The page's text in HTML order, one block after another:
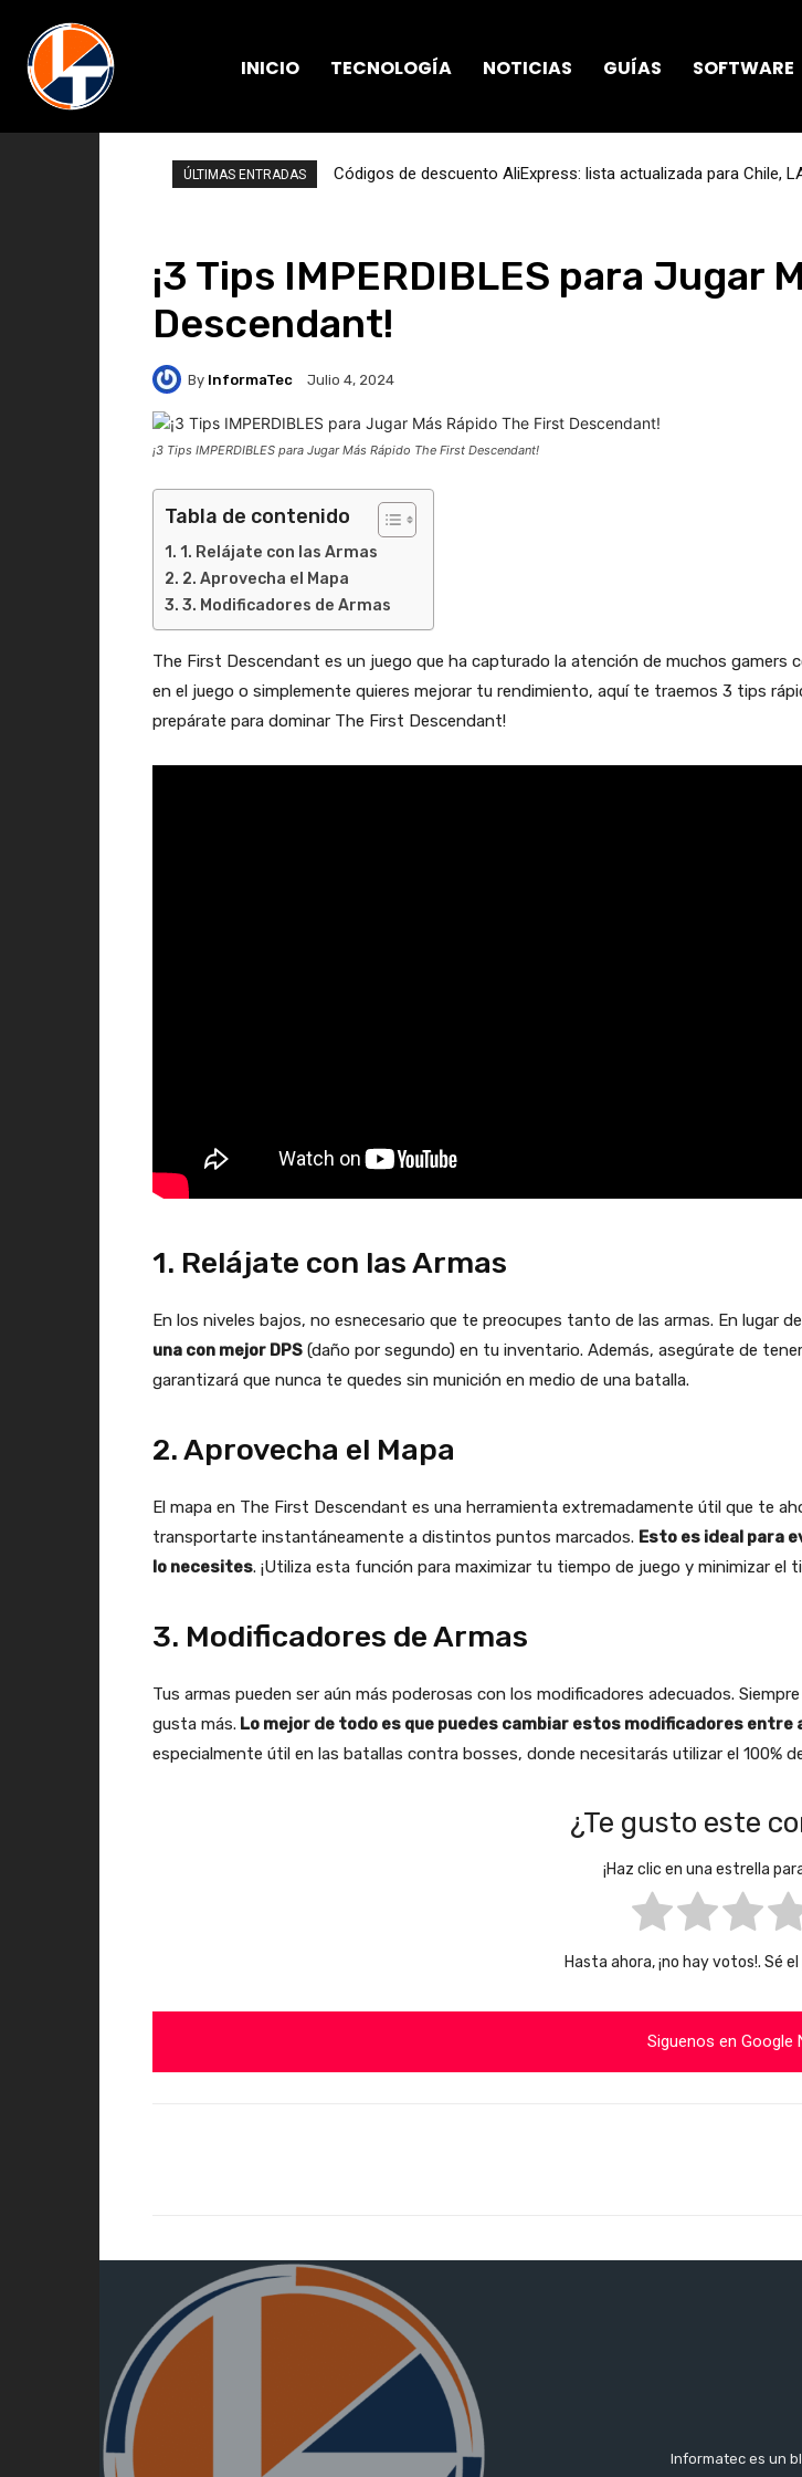
INICIO TECNOLOGÍA NOTICIAS GUÍAS SOFTWARE
ÚLTIMAS ENTRADAS Códigos de descuento AliExpress: lista actualizada para Chile,
¡3 Tips IMPERDIBLES para Jugar
Descendant!
By InformaTec Julio 4, 2024
¡3 Tips IMPERDIBLES para Jugar Más Rápido The First Descendant!
Tabla de contenido
1. Relájate con las Armas
2. Aprovecha el Mapa
3. Modificadores de Armas
The First Descendant es un juego que ha capturado la atención de muchos gamers
en el juego o simplemente quieres mejorar tu rendimiento, aquí te traemos 3 tips
prepárate para dominar The First Descendant!
1. Relájate con las Armas
En los niveles bajos, no esnecesario que te preocupes tanto de las armas. En lugar
una con mejor DPS (daño por segundo) en tu inventario. Además, asegúrate de
garantizará que nunca te quedes sin munición en medio de una batalla.
2. Aprovecha el Mapa
El mapa en The First Descendant es una herramienta extremadamente útil que te
transportarte instantáneamente a distintos puntos marcados. Esto es ideal para
lo necesites. ¡Utiliza esta función para maximizar tu tiempo de juego y minimizar el
3. Modificadores de Armas
Tus armas pueden ser aún más poderosas con los modificadores adecuados.
gusta más. Lo mejor de todo es que puedes cambiar estos modificadores
especialmente útil en las batallas contra bosses, donde necesitarás utilizar el 100%
¿Te gusto este
¡Haz clic en una estrella
Hasta ahora, ¡no hay votos!. Sé
Siguenos en Google
Informatec es un